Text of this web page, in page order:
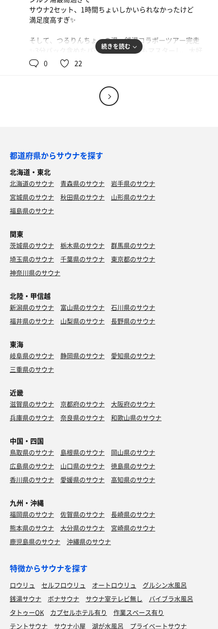
水
サウナ2セット、1時間ちょいしかいられなかったけど
満足度高すぎ✨️
そして、つるりんちょ。の湯、銭湯コラボーツアー完走
✨️3分パック含めたパーフェクトケアもマスターし、大好
きいるかのせなか。で、髪の毛ツルツル。何よりもつるり
んちょ。の湯がお肌に良くて大好きなりました♨️
何とかどの銭湯も待ち少なめの日時を選んで行けたので大
満足。特典が届くの超楽しみ💕
続きを読む
0 22
都道府県からサウナを探す
北海道・東北
北海道のサウナ 青森県のサウナ
岩手県のサウナ
宮城県のサウナ
秋田県のサウナ
山形県のサウナ
福島県のサウナ
関東
茨城県のサウナ 栃木県のサウナ
群馬県のサウナ
埼玉県のサウナ
千葉県のサウナ
東京都のサウナ
神奈川県のサウナ
北陸・甲信越
新潟県のサウナ 富山県のサウナ
石川県のサウナ
福井県のサウナ
山梨県のサウナ 長野県のサウナ
東海
岐阜県のサウナ 静岡県のサウナ
愛知県のサウナ
三重県のサウナ
近畿
滋賀県のサウナ 京都府のサウナ
大阪府のサウナ
兵庫県のサウナ
奈良県のサウナ 和歌山県のサウナ
中国・四国
鳥取県のサウナ 島根県のサウナ
岡山県のサウナ
広島県のサウナ
山口県のサウナ
徳島県のサウナ
香川県のサウナ
愛媛県のサウナ 高知県のサウナ
九州・沖縄
福岡県のサウナ 佐賀県のサウナ
長崎県のサウナ
熊本県のサウナ
大分県のサウナ
宮崎県のサウナ
鹿児島県のサウナ
沖縄県のサウナ
特徴からサウナを探す
ロウリュ セルフロウリュ オートロウリュ
グルシン水風呂
銭湯サウナ
ボナサウナ サウナ室テレビ無し
バイブラ水風呂
タトゥーOK
カプセルホテル有り
作業スペース有り
テントサウナ
サウナ小屋 湖が水風呂 プライベートサウナ